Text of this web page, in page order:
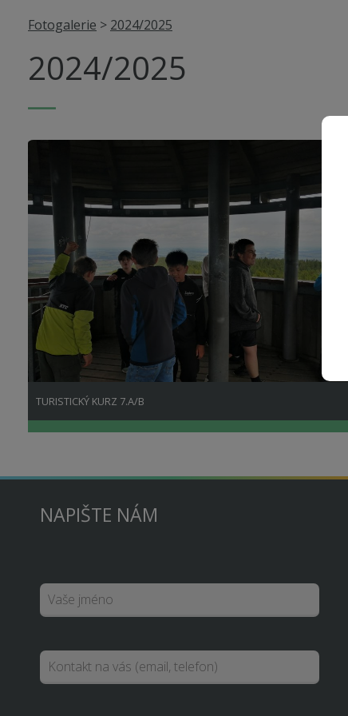
Fotogalerie > 2024/2025
2024/2025
TURISTICKÝ KURZ 7.A/B
NAPIŠTE NÁM